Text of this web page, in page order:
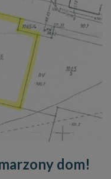
dom!